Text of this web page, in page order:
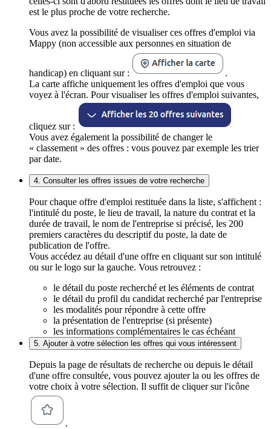
est le plus proche de votre recherche.
Vous avez la possibilité de visualiser ces offres d'emploi via
Mappy (non accessible aux personnes en situation de
handicap) en cliquant sur :
.
La carte affiche uniquement les offres d'emploi que vous
voyez à l'écran. Pour visualiser les offres d'emploi suivantes,
cliquez sur :
Vous avez également la possibilité de changer le
« classement » des offres : vous pouvez par exemple les trier
par date.
4. Consulter les offres issues de votre recherche
Pour chaque offre d'emploi restituée dans la liste, s'affichent :
l'intitulé du poste, le lieu de travail, la nature du contrat et la
durée de travail, le nom de l'entreprise si précisé, les 200
premiers caractères du descriptif du poste, la date de
publication de l'offre.
Vous accédez au détail d'une offre en cliquant sur son intitulé
ou sur le logo sur la gauche. Vous retrouvez :
le détail du poste recherché et les éléments de contrat
le détail du profil du candidat recherché par l'entreprise
les modalités pour répondre à cette offre
la présentation de l'entreprise (si présente)
les informations complémentaires le cas échéant
5. Ajouter à votre sélection les offres qui vous intéressent
Depuis la page de résultats de recherche ou depuis le détail
d'une offre consultée, vous pouvez ajouter la ou les offres de
votre choix à votre sélection. Il suffit de cliquer sur l'icône
.